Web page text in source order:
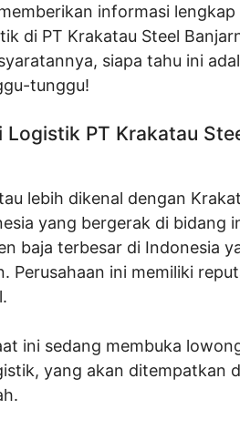
informasi
di PT Krakatau Steel
siapa tahu ini
tunggu!
PT Krakatau
lebih dikenal dengan
yang bergerak di bidang
baja terbesar di Indonesia
Perusahaan ini memiliki
ini sedang membuka
yang akan ditempatkan